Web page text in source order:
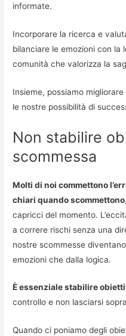
informate.
Incorporare la ricerca e
bilanciare le emozioni con la
comunità che valorizza la
Insieme, possiamo
le nostre possibilità di
Non stabilire
scommessa
Molti di noi commettono
chiari quando scommettono
capricci del momento.
a correre rischi senza una
nostre scommesse
emozioni che dalla logica.
È essenziale stabilire
controllo e non lasciarsi
Quando ci poniamo degli